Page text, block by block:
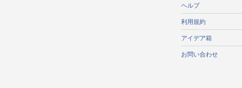
ヘルプ
利用規約
アイデア箱
お問い合わせ